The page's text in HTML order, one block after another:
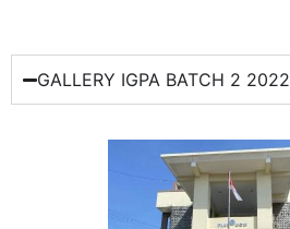
GALLERY IGPA BATCH 2 2022